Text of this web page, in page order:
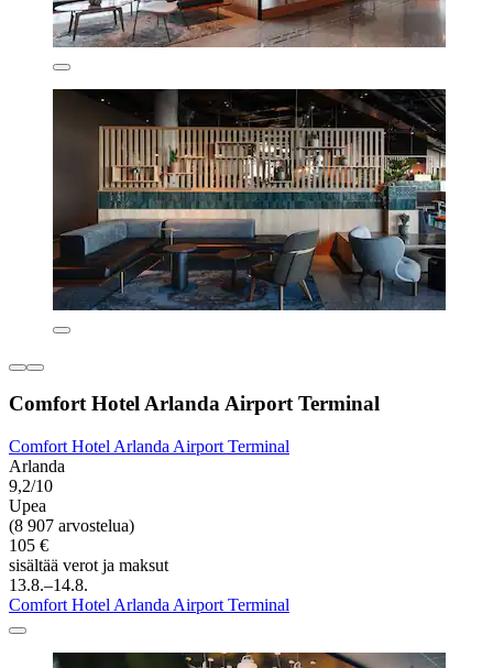
Comfort Hotel Arlanda Airport Terminal
Comfort Hotel Arlanda Airport Terminal
Arlanda
9,2/10
Upea
(8 907 arvostelua)
105 €
sisältää verot ja maksut
13.8.–14.8.
Comfort Hotel Arlanda Airport Terminal